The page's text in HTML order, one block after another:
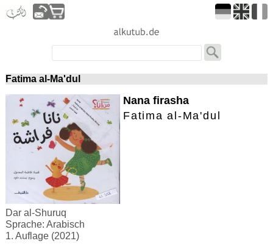
Fatima al-Ma'dul
Nana firasha
Fatima al-Ma'dul
Dar al-Shuruq
Sprache: Arabisch
1. Auflage (2021)